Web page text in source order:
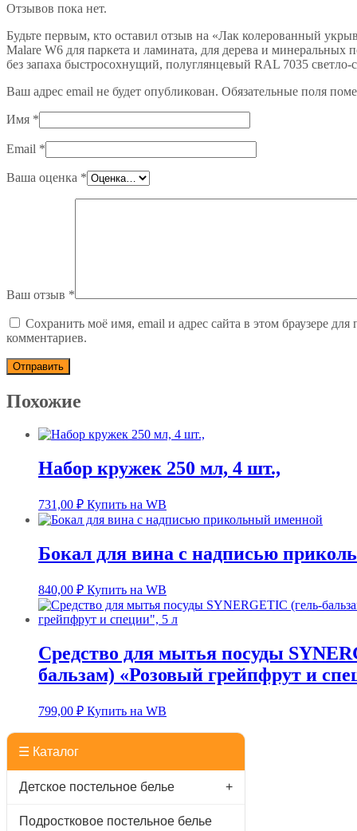
Отзывов пока нет.
Будьте первым, кто оставил отзыв на «Лак колерованный
Malare W6 для паркета и ламината, для дерева и минеральных
без запаха быстросохнущий, полуглянцевый RAL 7035 светло-
Ваш адрес email не будет опубликован. Обязательные поля
Имя *
Email *
Ваша оценка *
Ваш отзыв *
Сохранить моё имя, email и адрес сайта в этом браузере
комментариев.
Похожие
Набор кружек 250 мл, 4 шт.,
731,00 ₽ Купить на WB
Бокал для вина с надписью
840,00 ₽ Купить на WB
Средство для мытья посуды
бальзам) «Розовый грейпфрут и
799,00 ₽ Купить на WB
☰ Каталог
Детское постельное белье +
Подростковое постельное белье